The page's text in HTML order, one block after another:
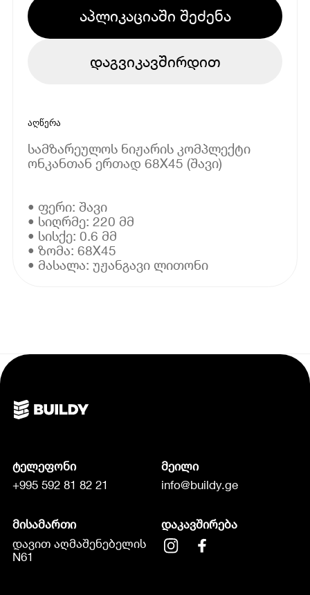
აპლიკაციაში შეძენა
დაგვიკავშირდით
აღწერა
სამზარეულოს ნიჟარის კომპლექტი
ონკანთან ერთად 68X45 (შავი)
• ფერი: შავი
• სიღრმე: 220 მმ
• სისქე: 0.6 მმ
• ზომა: 68X45
• მასალა: უჟანგავი ლითონი
ტელეფონი
+995 592 81 82 21
მეილი
info@buildy.ge
მისამართი
დავით აღმაშენებელის
N61
დაკავშირება